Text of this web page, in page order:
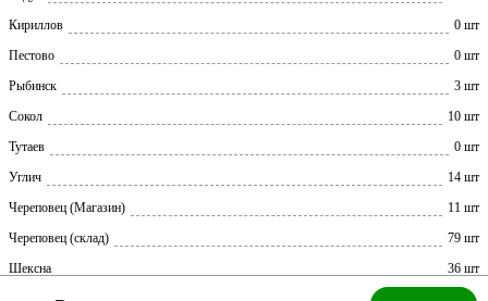
Кириллов
0 шт
Пестово
0 шт
Рыбинск
3 шт
Сокол
10 шт
Тутаев
0 шт
Углич
14 шт
Череповец (Магазин)
11 шт
Череповец (склад)
79 шт
Шексна
36 шт